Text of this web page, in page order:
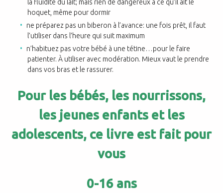
la fluidité du lait; mais rien de dangereux à ce qu’il ait le
hoquet, même pour dormir
ne préparez pas un biberon à l’avance: une fois prêt, il faut
l’utiliser dans l’heure qui suit maximum
n’habituez pas votre bébé à une tétine…pour le faire
patienter. À utiliser avec modération. Mieux vaut le prendre
dans vos bras et le rassurer.
Pour les bébés, les nourrissons,
les jeunes enfants et les
adolescents, ce livre est fait pour
vous
0-16 ans